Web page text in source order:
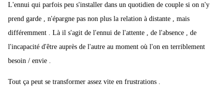
L'ennui qui parfois peu s'installer dans un quotidien de couple si on n'y
prend garde , n'épargne pas non plus la relation à distante , mais
différemment . Là il s'agit de l'ennui de l'attente , de l'absence , de
l'incapacité d'être auprès de l'autre au moment où l'on en terriblement
besoin / envie .
Tout ça peut se transformer assez vite en frustrations .